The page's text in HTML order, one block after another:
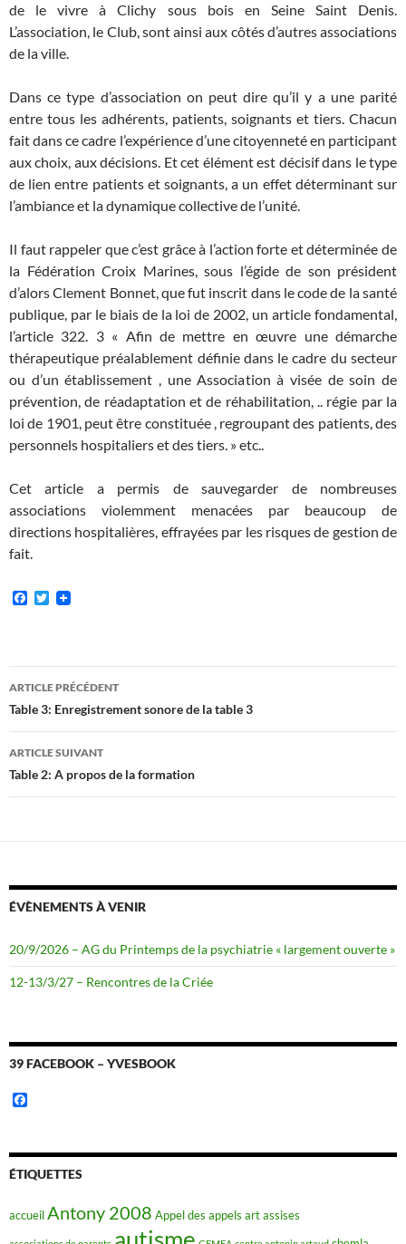
de le vivre à Clichy sous bois en Seine Saint Denis.
L’association, le Club, sont ainsi aux côtés d’autres associations
de la ville.
Dans ce type d’association on peut dire qu’il y a une parité
entre tous les adhérents, patients, soignants et tiers. Chacun
fait dans ce cadre l’expérience d’une citoyenneté en participant
aux choix, aux décisions. Et cet élément est décisif dans le type
de lien entre patients et soignants, a un effet déterminant sur
l’ambiance et la dynamique collective de l’unité.
Il faut rappeler que c’est grâce à l’action forte et déterminée de
la Fédération Croix Marines, sous l’égide de son président
d’alors Clement Bonnet, que fut inscrit dans le code de la santé
publique, par le biais de la loi de 2002, un article fondamental,
l’article 322. 3 « Afin de mettre en œuvre une démarche
thérapeutique préalablement définie dans le cadre du secteur
ou d’un établissement , une Association à visée de soin de
prévention, de réadaptation et de réhabilitation, .. régie par la
loi de 1901, peut être constituée , regroupant des patients, des
personnels hospitaliers et des tiers. » etc..
Cet article a permis de sauvegarder de nombreuses
associations violemment menacées par beaucoup de
directions hospitalières, effrayées par les risques de gestion de
fait.
F
o
o
T
e
r
Navigation
des
articles
ARTICLE PRÉCÉDENT
Table 3: Enregistrement sonore de la table 3
ARTICLE SUIVANT
Table 2: A propos de la formation
ÉVÈNEMENTS À VENIR
20/9/2026 – AG du Printemps de la psychiatrie « largement ouverte »
12-13/3/27 – Rencontres de la Criée
39 FACEBOOK – YVESBOOK
b
o
o
ÉTIQUETTES
accueilAntony 2008 Appel des appels artassises
autisme